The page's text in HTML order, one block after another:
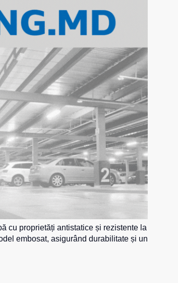
cu proprietăți antistatice și rezistente la
embosat, asigurând durabilitate și un